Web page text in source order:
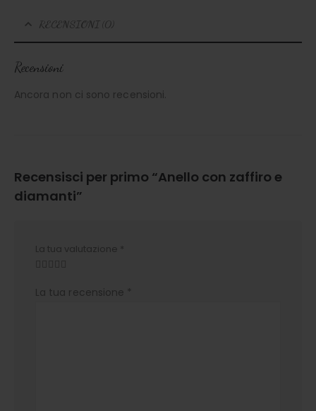
RECENSIONI (0)
Recensioni
Ancora non ci sono recensioni.
Recensisci per primo “Anello con zaffiro e
diamanti”
La tua valutazione *
La tua recensione *